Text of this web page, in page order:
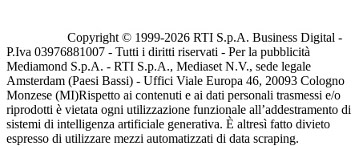
Copyright © 1999-2026 RTI S.p.A. Business Digital -
P.Iva 03976881007 - Tutti i diritti riservati - Per la pubblicità
Mediamond S.p.A. - RTI S.p.A., Mediaset N.V., sede legale
Amsterdam (Paesi Bassi) - Uffici Viale Europa 46, 20093 Cologno
Monzese (MI)Rispetto ai contenuti e ai dati personali trasmessi e/o
riprodotti è vietata ogni utilizzazione funzionale all’addestramento di
sistemi di intelligenza artificiale generativa. È altresì fatto divieto
espresso di utilizzare mezzi automatizzati di data scraping.